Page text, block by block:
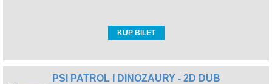
KUP BILET
PSI PATROL I DINOZAURY - 2D DUB